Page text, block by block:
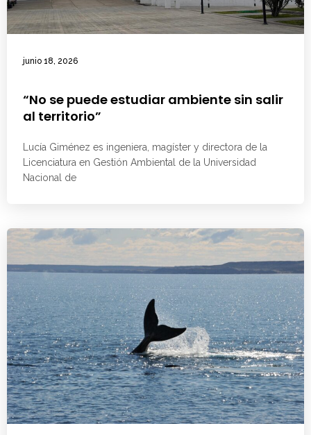
junio 18, 2026
“No se puede estudiar ambiente sin salir
al territorio”
Lucía Giménez es ingeniera, magíster y directora de la
Licenciatura en Gestión Ambiental de la Universidad
Nacional de